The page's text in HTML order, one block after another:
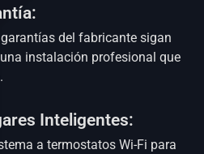
del fabricante sigan
instalación profesional que
Inteligentes:
a termostatos Wi-Fi para